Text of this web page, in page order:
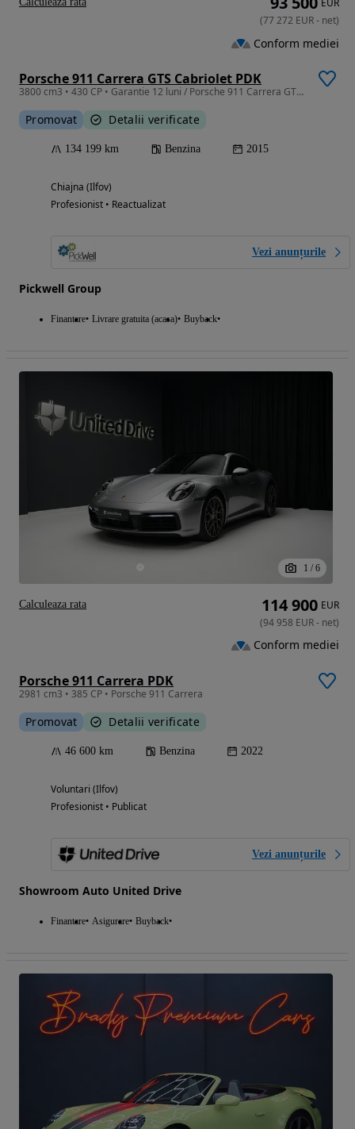
Porsche 911 Carrera GTS Cabriolet PDK
3800 cm3 • 430 CP • Garantie 12 luni / Porsche 911 Carrera GTS 3.8 430 CP
Promovat Detalii verificate
134 199 km Benzina 2015
Chiajna (Ilfov)
Profesionist • Reactualizat
Vezi anunțurile
Pickwell Group
Finantare Livrare gratuita (acasa) Buyback
EUR
(77 272 EUR- net)
Conform mediei
1 / 6
Porsche 911 Carrera PDK
2981 cm3 • 385 CP • Porsche 911 Carrera
Promovat Detalii verificate
46 600 km Benzina 2022
Voluntari (Ilfov)
Profesionist • Publicat
Vezi anunțurile
Showroom Auto United Drive
Finantare Asigurare Buyback
114 900 EUR
(94 958 EUR- net)
Conform mediei
Calculeaza rata